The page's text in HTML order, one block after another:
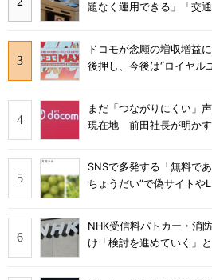
題なく運用できる」「交
ドコモが念願の増収増益
後押し、今後は“ロイヤル
まだ「つながりにくい」
現在地 前田社長が明か
SNSで多発する「無料で
ちょうだい”で偽サイトや
NHK受信料パトカー・消
け「検討を進めていく」